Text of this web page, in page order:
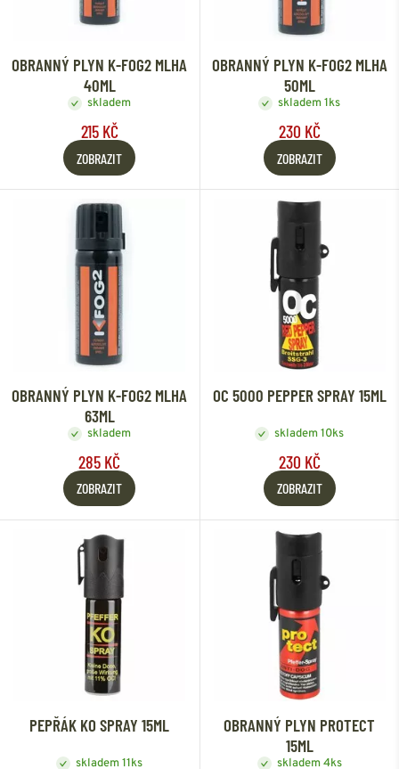
OBRANNÝ PLYN K-FOG2 MLHA
40ML
skladem
215 KČ
ZOBRAZIT
OBRANNÝ PLYN K-FOG2 MLHA
50ML
skladem 1ks
230 KČ
ZOBRAZIT
OBRANNÝ PLYN K-FOG2 MLHA
63ML
skladem
285 KČ
ZOBRAZIT
OC 5000 PEPPER SPRAY 15ML
skladem 10ks
230 KČ
ZOBRAZIT
PEPŘÁK KO SPRAY 15ML
skladem 11ks
OBRANNÝ PLYN PROTECT
15ML
skladem 4ks